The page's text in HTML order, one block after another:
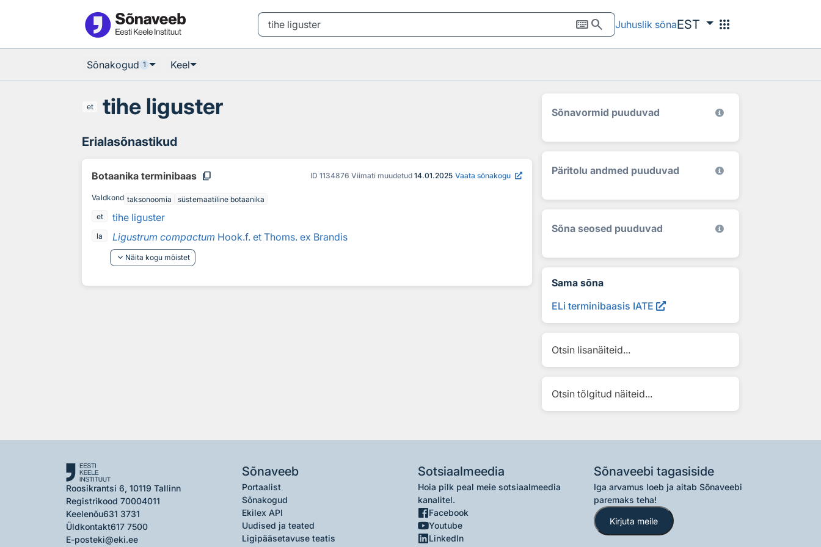
keyboardsearch Juhuslik sõnaEST apps
Sõnakogud 1 Keel
et tihe liguster
Erialasõnastikud
Botaanika terminibaas content_copy ID 1134876 Viimati muudetud 14.01.2025 Vaata sõnakogu
Valdkond taksonoomia
süstemaatiline botaanika
et
tihe liguster
la Ligustrum compactum Hook.f. et Thoms. ex Brandis
keyboard_arrow_down Näita kogu mõistet
Sõnavormid puuduvad
Päritolu andmed puuduvad
Sõna seosed puuduvad
Sama sõna
ELi terminibaasis IATE
Otsin lisanäiteid...
Otsin tõlgitud näiteid...
Roosikrantsi 6, 10119 Tallinn
Registrikood 70004011
Keelenõu631 3731
Üldkontakt617 7500
E-posteki@eki.ee
Sõnaveeb
Portaalist
Sõnakogud
Ekilex API
Uudised ja teated
Ligipääsetavuse teatis
Sotsiaalmeedia
Hoia pilk peal meie sotsiaalmeedia
kanalitel.
Facebook
Youtube
LinkedIn
Sõnaveebi tagasiside
Iga arvamus loeb ja aitab Sõnaveebi
paremaks teha!
Kirjuta meile